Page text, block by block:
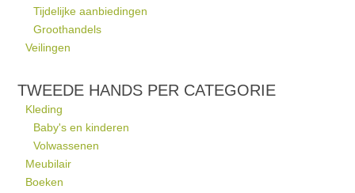
Tijdelijke aanbiedingen
Groothandels
Veilingen
TWEEDE HANDS PER CATEGORIE
Kleding
Baby's en kinderen
Volwassenen
Meubilair
Boeken